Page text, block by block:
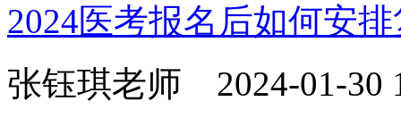
2024医考报名后如何安
张钰琪老师 2024-01-30